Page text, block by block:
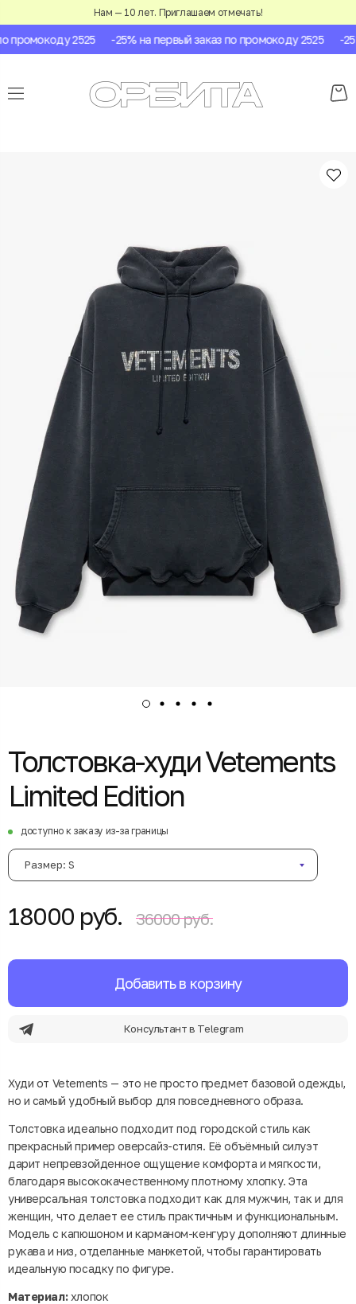
Нам — 10 лет. Приглашаем отмечать!
2525 -25% на первый заказ по промокоду 2525 -
Толстовка-худи Vetements
Limited Edition
доступно к заказу из-за границы
Размер: S
18000 руб. 36000 руб.
Добавить в корзину
Консультант в Telegram
Худи от Vetements — это не просто предмет базовой одежды,
но и самый удобный выбор для повседневного образа.
Толстовка идеально подходит под городской стиль как
прекрасный пример оверсайз-стиля. Её объёмный силуэт
дарит непревзойденное ощущение комфорта и мягкости,
благодаря высококачественному плотному хлопку. Эта
универсальная толстовка подходит как для мужчин, так и для
женщин, что делает ее стиль практичным и функциональным.
Модель с капюшоном и карманом-кенгуру дополняют длинные
рукава и низ, отделанные манжетой, чтобы гарантировать
идеальную посадку по фигуре.
Материал:хлопок